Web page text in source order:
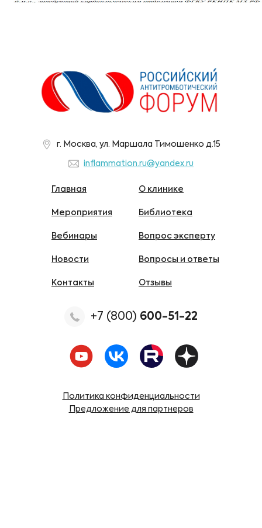
г. Москва, ул. Маршала Тимошенко д.15
inflammation.ru@yandex.ru
Главная
Мероприятия
Вебинары
Новости
Контакты
О клинике
Библиотека
Вопрос эксперту
Вопросы и ответы
Отзывы
+7 (800) 600-51-22
Политика конфиденциальности
Предложение для партнеров